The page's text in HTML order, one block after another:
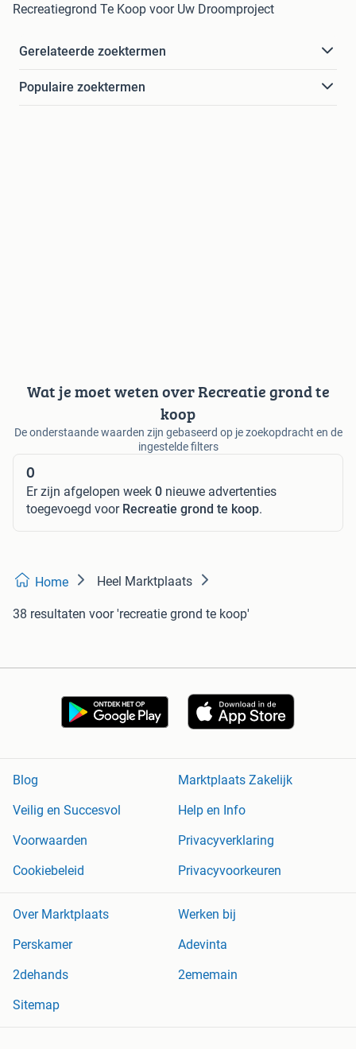
Recreatiegrond Te Koop voor Uw Droomproject
Gerelateerde zoektermen
Populaire zoektermen
Wat je moet weten over Recreatie grond te
koop
De onderstaande waarden zijn gebaseerd op je zoekopdracht en de
ingestelde filters
0
Er zijn afgelopen week 0 nieuwe advertenties
toegevoegd voor Recreatie grond te koop.
Home Heel Marktplaats
38 resultaten voor 'recreatie grond te koop'
Blog
Marktplaats Zakelijk
Veilig en Succesvol
Help en Info
Voorwaarden
Privacyverklaring
Cookiebeleid
Privacyvoorkeuren
Over Marktplaats
Werken bij
Perskamer
Adevinta
2dehands
2ememain
Sitemap